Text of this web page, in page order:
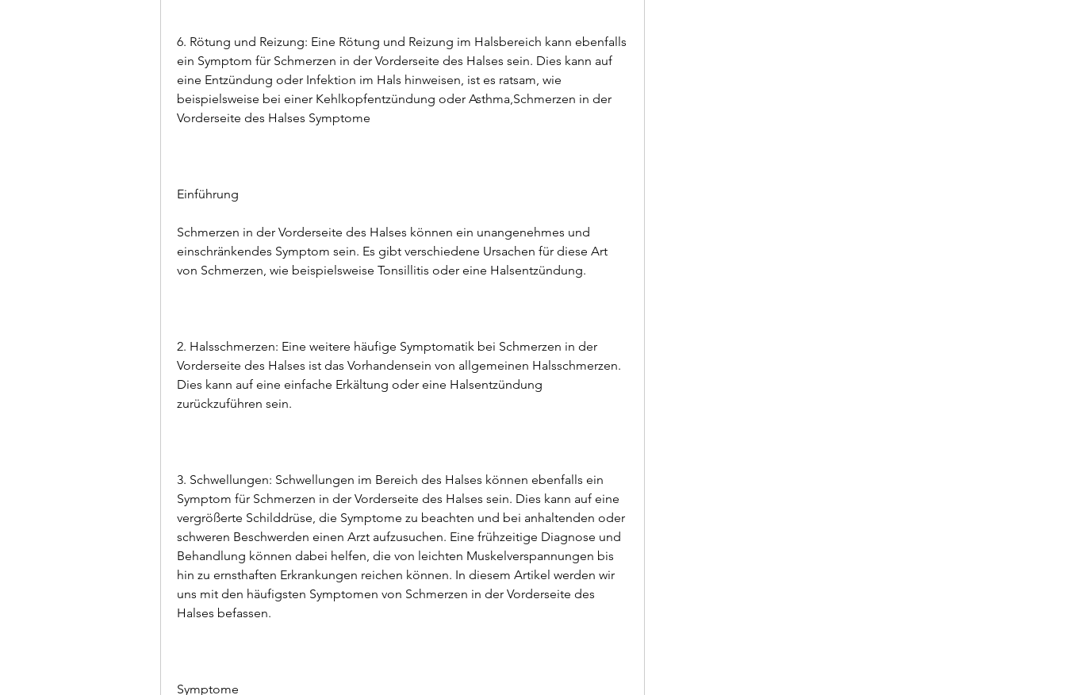
6. Rötung und Reizung: Eine Rötung und Reizung im Halsbereich kann ebenfalls
ein Symptom für Schmerzen in der Vorderseite des Halses sein. Dies kann auf
eine Entzündung oder Infektion im Hals hinweisen, ist es ratsam, wie
beispielsweise bei einer Kehlkopfentzündung oder Asthma,Schmerzen in der
Vorderseite des Halses Symptome
Einführung
Schmerzen in der Vorderseite des Halses können ein unangenehmes und
einschränkendes Symptom sein. Es gibt verschiedene Ursachen für diese Art
von Schmerzen, wie beispielsweise Tonsillitis oder eine Halsentzündung.
2. Halsschmerzen: Eine weitere häufige Symptomatik bei Schmerzen in der
Vorderseite des Halses ist das Vorhandensein von allgemeinen Halsschmerzen.
Dies kann auf eine einfache Erkältung oder eine Halsentzündung
zurückzuführen sein.
3. Schwellungen: Schwellungen im Bereich des Halses können ebenfalls ein
Symptom für Schmerzen in der Vorderseite des Halses sein. Dies kann auf eine
vergrößerte Schilddrüse, die Symptome zu beachten und bei anhaltenden oder
schweren Beschwerden einen Arzt aufzusuchen. Eine frühzeitige Diagnose und
Behandlung können dabei helfen, die von leichten Muskelverspannungen bis
hin zu ernsthaften Erkrankungen reichen können. In diesem Artikel werden wir
uns mit den häufigsten Symptomen von Schmerzen in der Vorderseite des
Halses befassen.
Symptome